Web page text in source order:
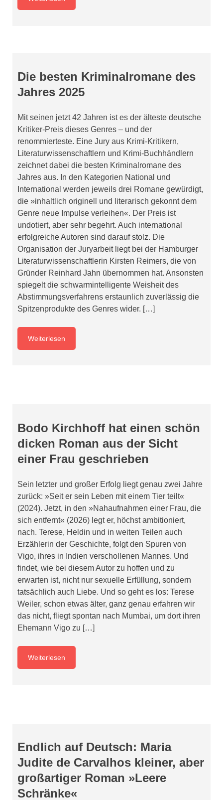
Die besten Kriminalromane des
Jahres 2025
Mit seinen jetzt 42 Jahren ist es der älteste deutsche
Kritiker-Preis dieses Genres – und der
renommierteste. Eine Jury aus Krimi-Kritikern,
Literaturwissenschaftlern und Krimi-Buchhändlern
zeichnet dabei die besten Kriminalromane des
Jahres aus. In den Kategorien National und
International werden jeweils drei Romane gewürdigt,
die »inhaltlich originell und literarisch gekonnt dem
Genre neue Impulse verleihen«. Der Preis ist
undotiert, aber sehr begehrt. Auch international
erfolgreiche Autoren sind darauf stolz. Die
Organisation der Juryarbeit liegt bei der Hamburger
Literaturwissenschaftlerin Kirsten Reimers, die von
Gründer Reinhard Jahn übernommen hat. Ansonsten
spiegelt die schwarmintelligente Weisheit des
Abstimmungsverfahrens erstaunlich zuverlässig die
Spitzenprodukte des Genres wider. […]
Weiterlesen
Bodo Kirchhoff hat einen schön
dicken Roman aus der Sicht
einer Frau geschrieben
Sein letzter und großer Erfolg liegt genau zwei Jahre
zurück: »Seit er sein Leben mit einem Tier teilt«
(2024). Jetzt, in den »Nahaufnahmen einer Frau, die
sich entfernt« (2026) legt er, höchst ambitioniert,
nach. Terese, Heldin und in weiten Teilen auch
Erzählerin der Geschichte, folgt den Spuren von
Vigo, ihres in Indien verschollenen Mannes. Und
findet, wie bei diesem Autor zu hoffen und zu
erwarten ist, nicht nur sexuelle Erfüllung, sondern
tatsächlich auch Liebe. Und so geht es los: Terese
Weiler, schon etwas älter, ganz genau erfahren wir
das nicht, fliegt spontan nach Mumbai, um dort ihren
Ehemann Vigo zu […]
Weiterlesen
Endlich auf Deutsch: Maria
Judite de Carvalhos kleiner, aber
großartiger Roman »Leere
Schränke«